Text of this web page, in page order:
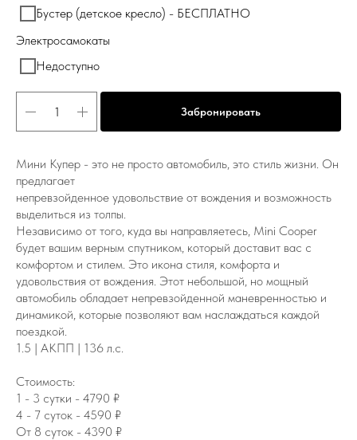
Бустер (детское кресло) - БЕСПЛАТНО
Электросамокаты
Недоступно
Забронировать
Мини Купер - это не просто автомобиль, это стиль жизни. Он
предлагает
непревзойденное удовольствие от вождения и возможность
выделиться из толпы.
Независимо от того, куда вы направляетесь, Мini Cooper
будет вашим верным спутником, который доставит вас с
комфортом и стилем. Это икона стиля, комфорта и
удовольствия от вождения. Этот небольшой, но мощный
автомобиль обладает непревзойденной маневренностью и
динамикой, которые позволяют вам наслаждаться каждой
поездкой.
1.5 | АКПП | 136 л.с.
Стоимость:
1 - 3 сутки - 4790 ₽
4 - 7 суток - 4590 ₽
От 8 суток - 4390 ₽